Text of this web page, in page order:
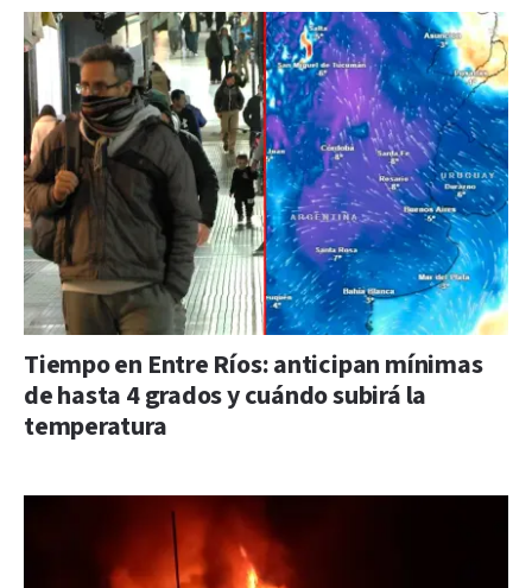
Tiempo en Entre Ríos: anticipan mínimas
de hasta 4 grados y cuándo subirá la
temperatura